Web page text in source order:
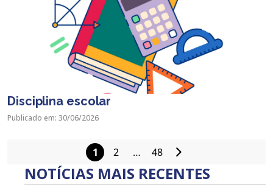
Disciplina escolar
Publicado em: 30/06/2026
Paginação
de
1 2 … 48
NOTÍCIAS MAIS RECENTES